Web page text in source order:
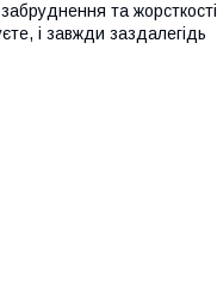
та жорсткості
і завжди заздалегідь